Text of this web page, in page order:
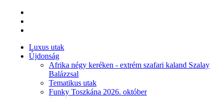
Luxus utak
Újdonság
Afrika négy keréken - extrém szafari kaland Szalay
Balázzsal
Tematikus utak
Funky Toszkána 2026. október